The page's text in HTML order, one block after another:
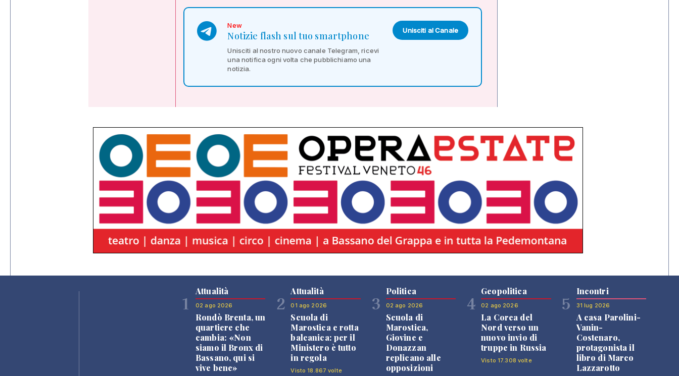
New
Notizie flash sul tuo smartphone
Unisciti al nostro nuovo canale Telegram, ricevi
una notifica ogni volta che pubblichiamo una
notizia.
Unisciti al Canale
1
Attualità
02 ago 2026
Rondò Brenta, un
quartiere che
cambia: «Non
siamo il Bronx di
Bassano, qui si
vive bene»
2
Attualità
01 ago 2026
Scuola di
Marostica e rotta
balcanica: per il
Ministero è tutto
in regola
Visto 18.867 volte
3
Politica
02 ago 2026
Scuola di
Marostica,
Giovine e
Donazzan
replicano alle
opposizioni
4
Geopolitica
02 ago 2026
La Corea del
Nord verso un
nuovo invio di
truppe in Russia
Visto 17.308 volte
5
Incontri
31 lug 2026
A casa Parolini-
Vanin-
Costenaro,
protagonista il
libro di Marco
Lazzarotto